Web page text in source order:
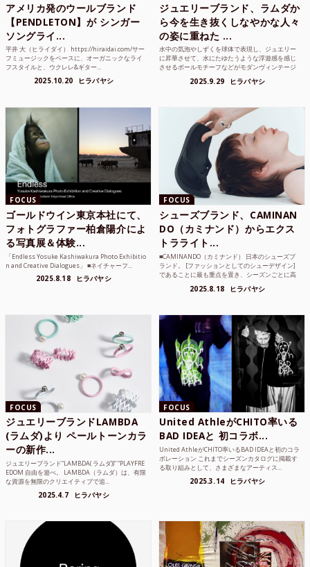
アメリカ発のウールブランド
【PENDLETON】が シンガー
ソングライ...
平井 大（ヒライダイ） https://hiraidai.com/サー
フミュージックをベースに、オーガニックなライ
フスタイルと、ウクレレ&ギター...
2025.10.20 ヒラバヤシ
ジュエリーブランド、ラムダか
ら今を生き抜くしなやかな人々
の姿に重ねた ...
水中の気泡やしずくを球体で表現し、ジュエリー
に昇華させて、水にたゆたうような浮遊感を感じ
させるボールモチーフなどがモダンヴィンテージ
2025.9.29 ヒラバヤシ
FOCUS
ゴールドウイン東京本社にて、
フォトグラファー柏倉陽介によ
る写真展＆体験...
「Endless Yosuke Kashiwakura Photo Exhibitio
n and Creative Dialogues」 ■ネイチャーフ...
2025.8.18 ヒラバヤシ
FOCUS
シューズブランド、CAMINAN
DO（カミナンド）からエクス
トラライト...
■CAMINANDO（カミナンド） 日本のシューズブ
ランド。 [ファッションとしてのシューデザイン]
であることに最も重点を置き、シーズンごとに高
2025.8.18 ヒラバヤシ
FOCUS
ジュエリーブランドLAMBDA
(ラムダ)より ペールトーンカラ
ーの新作...
ジュエリーブランド“LAMBDA( ラムダ))” “PLAYFRE
EDOM 自由を遊べ。 LAMBDA（ラムダ）は、有限
な資源を無限のクリエイティブで追...
2025.4.7 ヒラバヤシ
FOCUS
United AthleがCHITO率いる
BAD IDEAと 初コラボ...
United AthleがCHITO率いるBAD IDEAと初のコラ
ボレーション これまでシーズンカタログに掲載す
る取り組みとして、さまざまなアーティス...
2025.3.14 ヒラバヤシ